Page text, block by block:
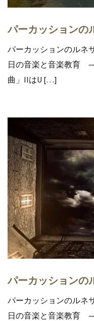
パーカッションの
パーカッションのルネ
日の音楽と音楽教育
曲」IIはU […]
パーカッションの
パーカッションのルネ
日の音楽と音楽教育